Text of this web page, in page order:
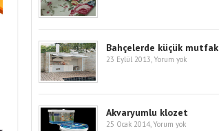
Bahçelerde küçük mutfak
23 Eylül 2013, Yorum yok
Akvaryumlu klozet
25 Ocak 2014, Yorum yok